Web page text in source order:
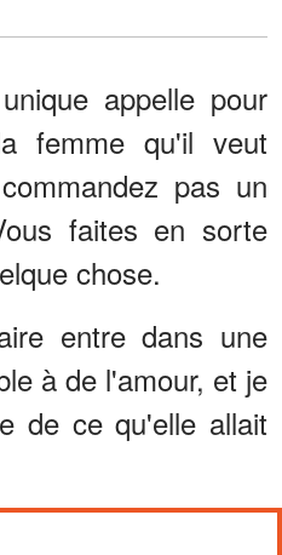
appelle pour
femme qu'il veut
pas un
faites en sorte
chose.
entre dans une
à de l'amour, et je
de ce qu'elle allait